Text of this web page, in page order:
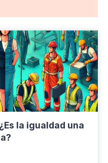
la igualdad una